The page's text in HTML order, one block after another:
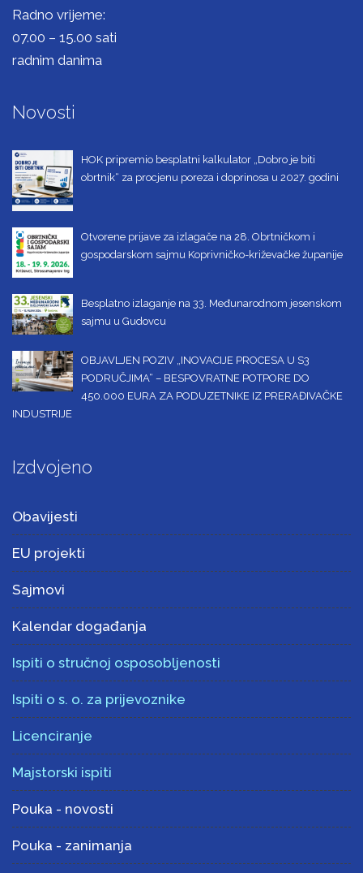
Radno vrijeme:
07.00 – 15.00 sati
radnim danima
Novosti
HOK pripremio besplatni kalkulator „Dobro je biti
obrtnik“ za procjenu poreza i doprinosa u 2027. godini
Otvorene prijave za izlagače na 28. Obrtničkom i
gospodarskom sajmu Koprivničko-križevačke županije
Besplatno izlaganje na 33. Međunarodnom jesenskom
sajmu u Gudovcu
OBJAVLJEN POZIV „INOVACIJE PROCESA U S3
PODRUČJIMA“ – BESPOVRATNE POTPORE DO
450.000 EURA ZA PODUZETNIKE IZ PRERAĐIVAČKE
INDUSTRIJE
Izdvojeno
Obavijesti
EU projekti
Sajmovi
Kalendar događanja
Ispiti o stručnoj osposobljenosti
Ispiti o s. o. za prijevoznike
Licenciranje
Majstorski ispiti
Pouka - novosti
Pouka - zanimanja